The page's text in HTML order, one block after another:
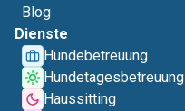
Blog
Dienste
Hundebetreuung
Hundetagesbetreuung
Haussitting